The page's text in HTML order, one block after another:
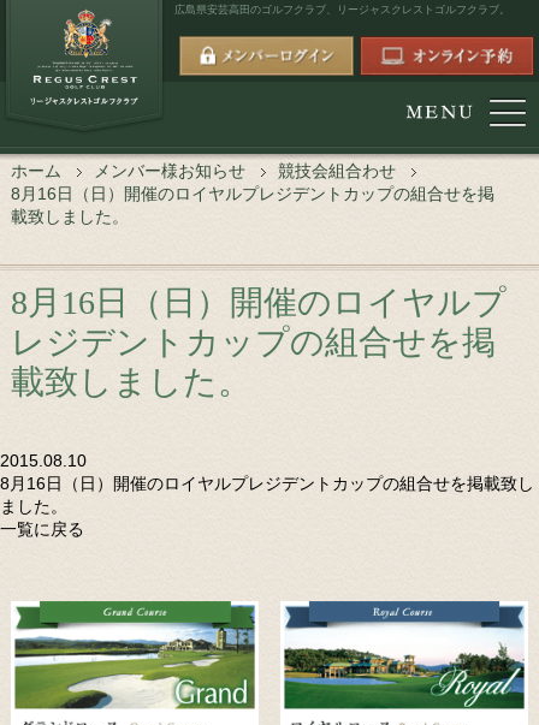
広島県安芸高田のゴルフクラブ、 リージャスクレストゴルフクラブ。
ホーム メンバー様お知らせ
競技会組合わせ
8月16日（日）開催のロイヤルプレジデントカップの組合せを掲
載致しました。
8月16日（日）開催のロイヤルプ
レジデントカップの組合せを掲
載致しました。
2015.08.10
8月16日（日）開催のロイヤルプレジデントカップの組合せを掲載致し
ました。
一覧に戻る